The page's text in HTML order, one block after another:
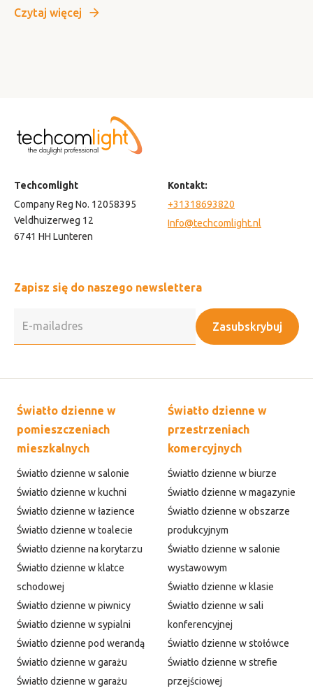
Czytaj więcej
Techcomlight
Company Reg No. 12058395
Veldhuizerweg 12
6741 HH Lunteren
Kontakt:
+31318693820
Info@techcomlight.nl
Zapisz się do naszego newslettera
Zasubskrybuj
Światło dzienne w
pomieszczeniach
mieszkalnych
Światło dzienne w salonie
Światło dzienne w kuchni
Światło dzienne w łazience
Światło dzienne w toalecie
Światło dzienne na korytarzu
Światło dzienne w klatce
schodowej
Światło dzienne w piwnicy
Światło dzienne w sypialni
Światło dzienne pod werandą
Światło dzienne w garażu
Światło dzienne w garażu
Światło dzienne w
przestrzeniach
komercyjnych
Światło dzienne w biurze
Światło dzienne w magazynie
Światło dzienne w obszarze
produkcyjnym
Światło dzienne w salonie
wystawowym
Światło dzienne w klasie
Światło dzienne w sali
konferencyjnej
Światło dzienne w stołówce
Światło dzienne w strefie
przejściowej